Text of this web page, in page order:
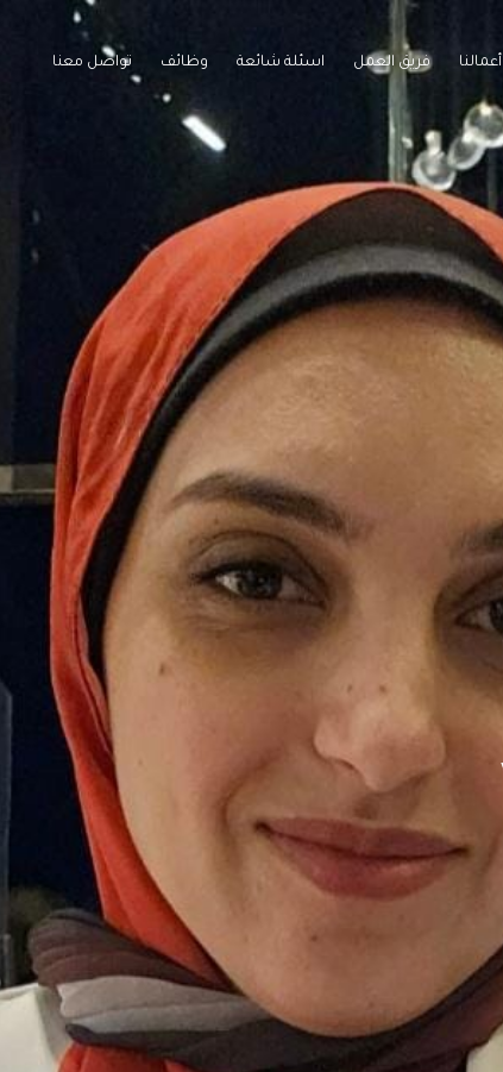
أعمالنا فريق العمل اسئلة شائعة وظائف تواصل معنا